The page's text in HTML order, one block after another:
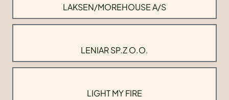
LAKSEN/MOREHOUSE A/S
LENIAR SP.Z O.O.
LIGHT MY FIRE